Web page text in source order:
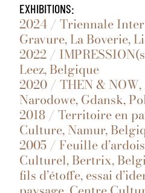
EXHIBITIONS:
2024 / Triennale
Gravure, La Boverie,
2022 /
Leez, Belgique
2020 / THEN & NOW,
Narodowe, Gdansk,
2018 / Territoire en
Culture, Namur,
2005 / Feuille
Culturel, Bertrix,
fils d’étoffe, essai